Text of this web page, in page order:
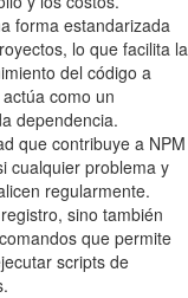
forma estandarizada
lo que facilita la
del código a
actúa como un
dependencia.
que contribuye a NPM
cualquier problema y
regularmente.
sino también
que permite
scripts de